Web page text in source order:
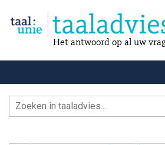
Het antwoord op al uw